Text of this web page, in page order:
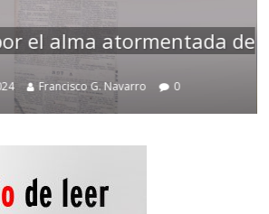
el alma atormentada de
Francisco G. Navarro 0